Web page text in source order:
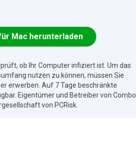
Mac herunterladen
ob Ihr Computer infiziert ist. Um das
nutzen zu können, müssen Sie
erwerben. Auf 7 Tage beschränkte
Eigentümer und Betreiber von Combo
von PCRisk.